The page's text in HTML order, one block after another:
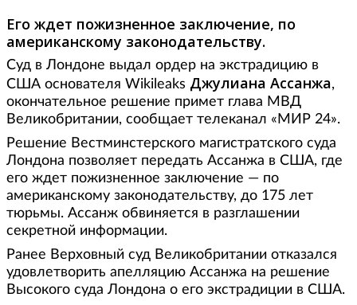
Его ждет пожизненное заключение, по
американскому законодательству.
Суд в Лондоне выдал ордер на экстрадицию в
США основателя Wikileaks Джулиана Ассанжа,
окончательное решение примет глава МВД
Великобритании, сообщает телеканал «МИР 24».
Решение Вестминстерского магистратского суда
Лондона позволяет передать Ассанжа в США, где
его ждет пожизненное заключение — по
американскому законодательству, до 175 лет
тюрьмы. Ассанж обвиняется в разглашении
секретной информации.
Ранее Верховный суд Великобритании отказался
удовлетворить апелляцию Ассанжа на решение
Высокого суда Лондона о его экстрадиции в США.